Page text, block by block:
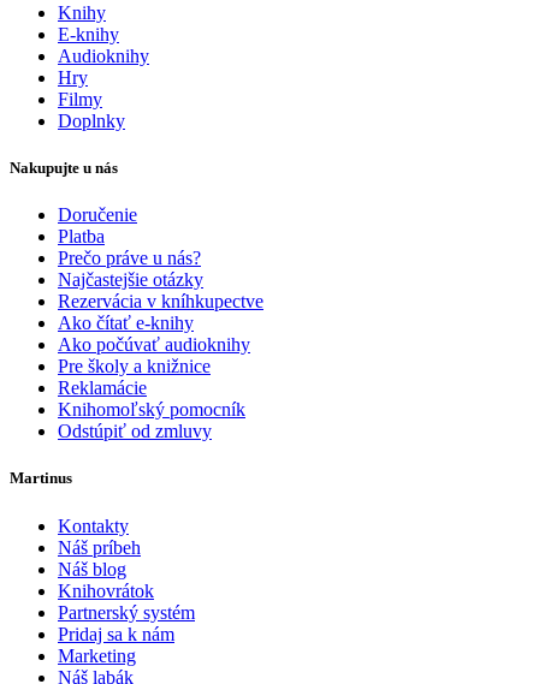
Knihy
E-knihy
Audioknihy
Hry
Filmy
Doplnky
Nakupujte u nás
Doručenie
Platba
Prečo práve u nás?
Najčastejšie otázky
Rezervácia v kníhkupectve
Ako čítať e-knihy
Ako počúvať audioknihy
Pre školy a knižnice
Reklamácie
Knihomoľský pomocník
Odstúpiť od zmluvy
Martinus
Kontakty
Náš príbeh
Náš blog
Knihovrátok
Partnerský systém
Pridaj sa k nám
Marketing
Náš labák